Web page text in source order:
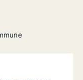
salg i 1070
København K,